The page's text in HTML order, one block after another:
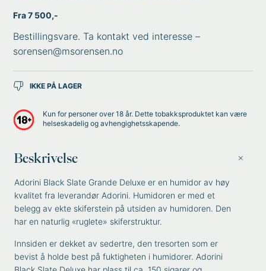
Fra 7 500,-
Bestillingsvare. Ta kontakt ved interesse –
sorensen@msorensen.no
IKKE PÅ LAGER
Kun for personer over 18 år. Dette tobakksproduktet kan være
helseskadelig og avhengighetsskapende.
Beskrivelse
Adorini Black Slate Grande Deluxe er en humidor av høy
kvalitet fra leverandør Adorini. Humidoren er med et
belegg av ekte skiferstein på utsiden av humidoren. Den
har en naturlig «ruglete» skiferstruktur.
Innsiden er dekket av sedertre, den tresorten som er
bevist å holde best på fuktigheten i humidorer. Adorini